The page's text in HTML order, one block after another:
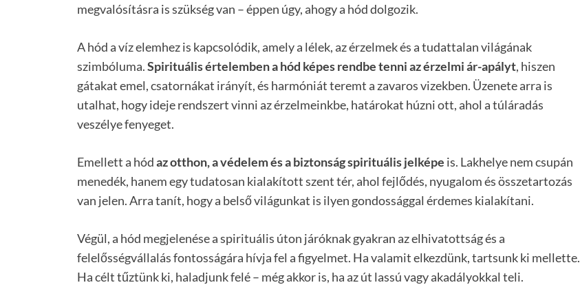
megvalósításra is szükség van – éppen úgy, ahogy a hód dolgozik.
A hód a víz elemhez is kapcsolódik, amely a lélek, az érzelmek és a tudattalan világának
szimbóluma.Spirituális értelemben a hód képes rendbe tenni az érzelmi ár-apályt, hiszen
gátakat emel, csatornákat irányít, és harmóniát teremt a zavaros vizekben. Üzenete arra is
utalhat, hogy ideje rendszert vinni az érzelmeinkbe, határokat húzni ott, ahol a túláradás
veszélye fenyeget.
Emellett a hódaz otthon, a védelem és a biztonság spirituális jelképe is. Lakhelye nem csupán
menedék, hanem egy tudatosan kialakított szent tér, ahol fejlődés, nyugalom és összetartozás
van jelen. Arra tanít, hogy a belső világunkat is ilyen gondossággal érdemes kialakítani.
Végül, a hód megjelenése a spirituális úton járóknak gyakran az elhivatottság és a
felelősségvállalás fontosságára hívja fel a figyelmet. Ha valamit elkezdünk, tartsunk ki mellette.
Ha célt tűztünk ki, haladjunk felé – még akkor is, ha az út lassú vagy akadályokkal teli.